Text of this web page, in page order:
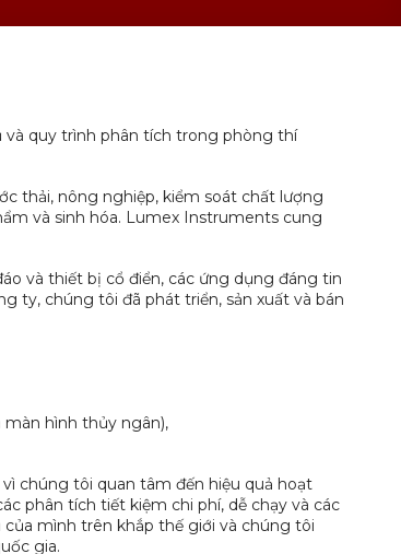
và quy trình phân tích trong phòng thí
thải, nông nghiệp, kiểm soát chất lượng
và sinh hóa. Lumex Instruments cung
và thiết bị cổ điển, các ứng dụng đáng tin
ty, chúng tôi đã phát triển, sản xuất và bán
hình thủy ngân),
chúng tôi quan tâm đến hiệu quả hoạt
phân tích tiết kiệm chi phí, dễ chạy và các
mình trên khắp thế giới và chúng tôi
gia.